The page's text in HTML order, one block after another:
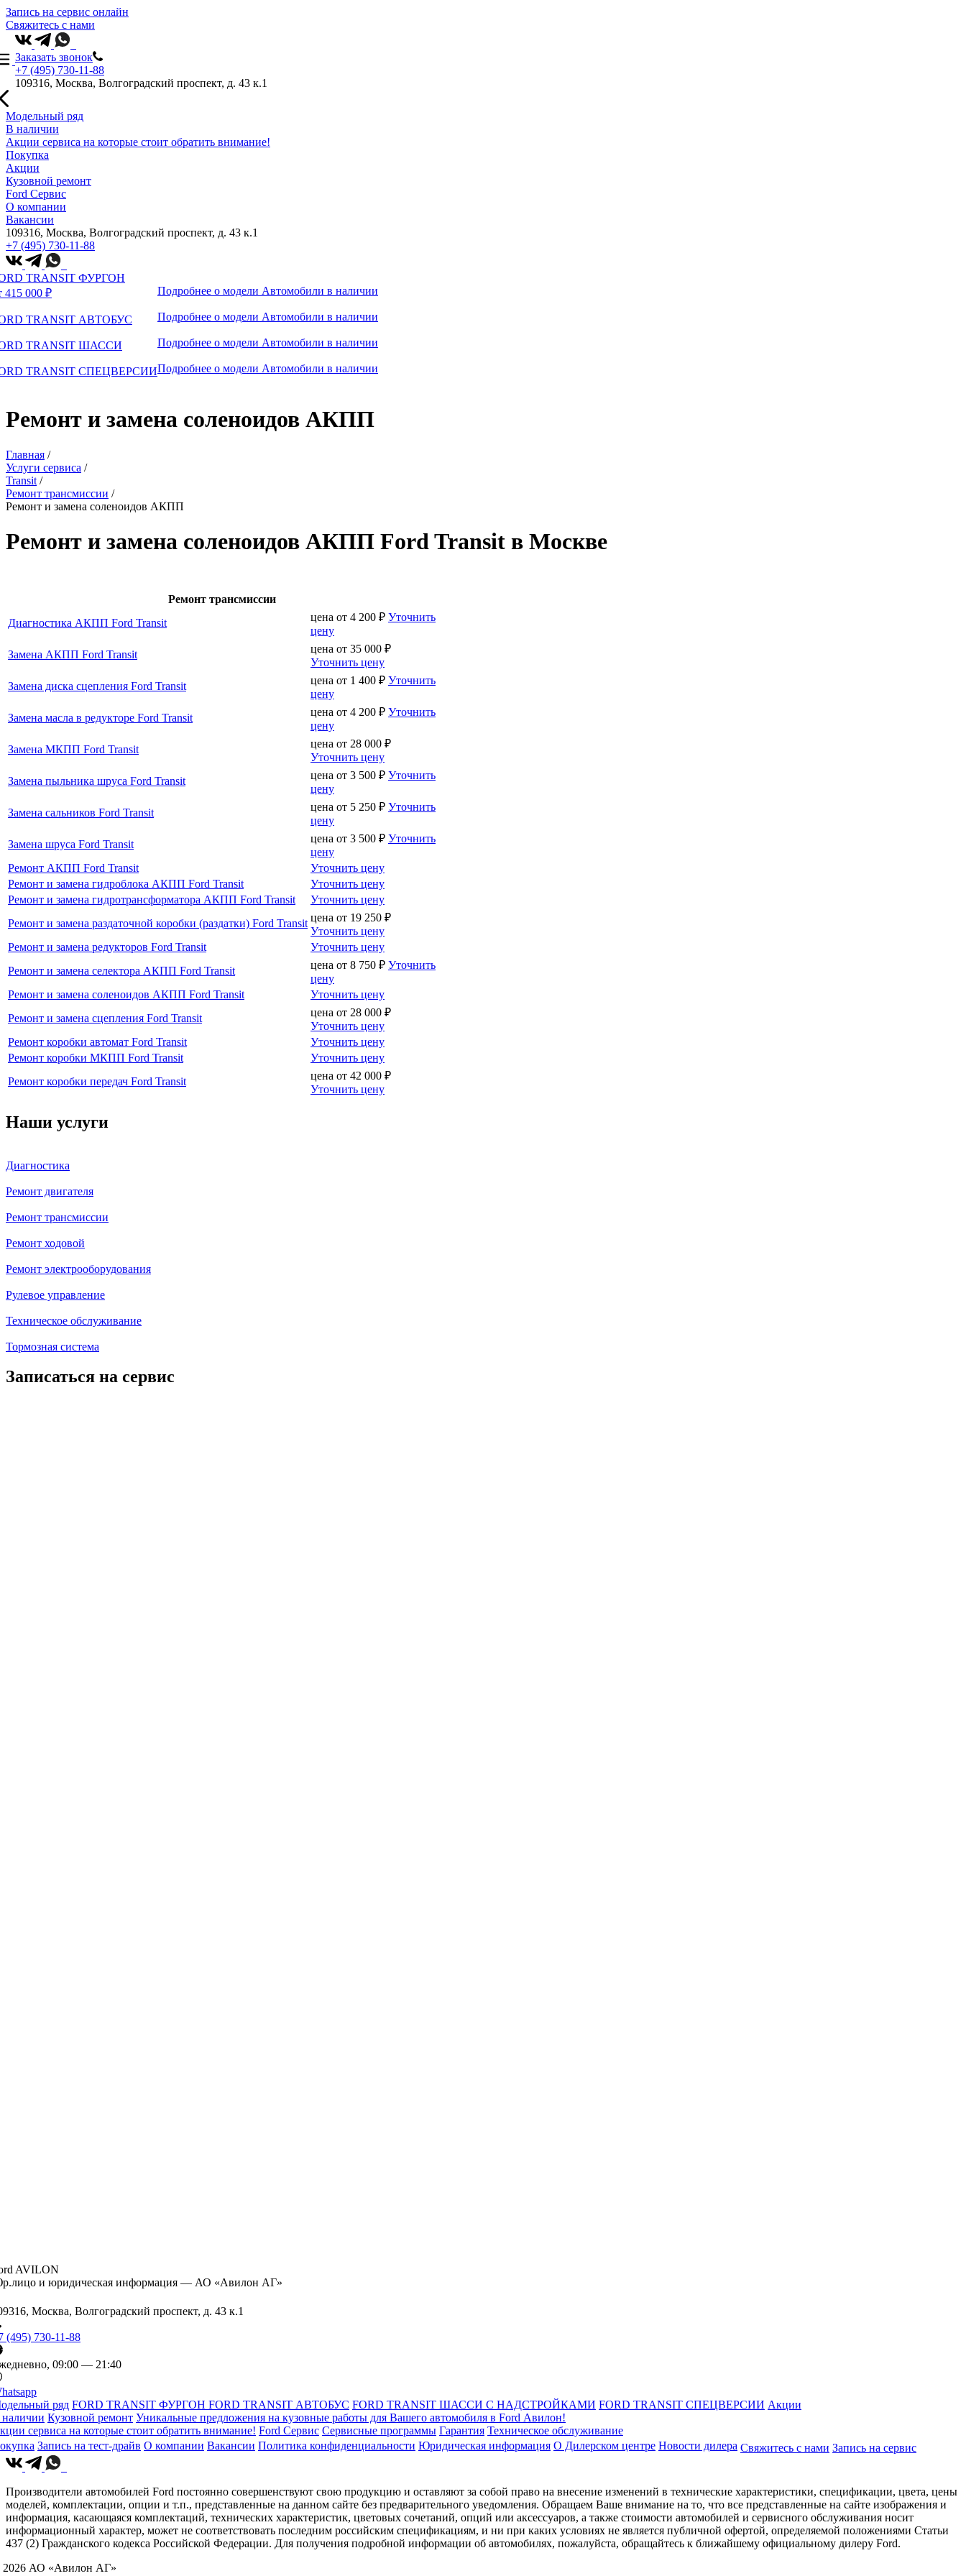
Запись на сервис онлайн
Свяжитесь с нами
Заказать звонок
+7 (495) 730-11-88
109316, Москва, Волгоградский проспект, д. 43 к.1
Модельный ряд
В наличии
Акции сервиса на которые стоит обратить внимание!
Покупка
Акции
Кузовной ремонт
Ford Сервис
О компании
Вакансии
109316, Москва, Волгоградский проспект, д. 43 к.1
+7 (495) 730-11-88
TRANSIT ФУРГОН
415 000 ₽
TRANSIT АВТОБУС
TRANSIT ШАССИ
TRANSIT СПЕЦВЕРСИИ
Подробнее о модели Автомобили в наличии
Подробнее о модели Автомобили в наличии
Подробнее о модели Автомобили в наличии
Подробнее о модели Автомобили в наличии
Ремонт и замена соленоидов АКПП
Главная /
Услуги сервиса /
Transit /
Ремонт трансмиссии /
Ремонт и замена соленоидов АКПП
Ремонт и замена соленоидов АКПП Ford Transit в Москве
Ремонт трансмиссии
Диагностика АКПП Ford Transit
цена от 4 200 ₽ Уточнить
цену
Замена АКПП Ford Transit
цена от 35 000 ₽
Уточнить цену
Замена диска сцепления Ford Transit
цена от 1 400 ₽ Уточнить
цену
Замена масла в редукторе Ford Transit
цена от 4 200 ₽ Уточнить
цену
Замена МКПП Ford Transit
цена от 28 000 ₽
Уточнить цену
Замена пыльника шруса Ford Transit
цена от 3 500 ₽ Уточнить
цену
Замена сальников Ford Transit
цена от 5 250 ₽ Уточнить
цену
Замена шруса Ford Transit
цена от 3 500 ₽ Уточнить
цену
Ремонт АКПП Ford Transit
Уточнить цену
Ремонт и замена гидроблока АКПП Ford Transit
Уточнить цену
Ремонт и замена гидротрансформатора АКПП Ford Transit
Уточнить цену
Ремонт и замена раздаточной коробки (раздатки) Ford Transit цена от 19 250 ₽
Уточнить цену
Ремонт и замена редукторов Ford Transit
Уточнить цену
Ремонт и замена селектора АКПП Ford Transit
цена от 8 750 ₽ Уточнить
цену
Ремонт и замена соленоидов АКПП Ford Transit
Уточнить цену
Ремонт и замена сцепления Ford Transit
цена от 28 000 ₽
Уточнить цену
Ремонт коробки автомат Ford Transit
Уточнить цену
Ремонт коробки МКПП Ford Transit
Уточнить цену
Ремонт коробки передач Ford Transit
цена от 42 000 ₽
Уточнить цену
Наши услуги
Диагностика
Ремонт двигателя
Ремонт трансмиссии
Ремонт ходовой
Ремонт электрооборудования
Рулевое управление
Техническое обслуживание
Тормозная система
Записаться на сервис
AVILON
и юридическая информация — АО «Авилон АГ»
Москва, Волгоградский проспект, д. 43 к.1
(495) 730-11-88
09:00 — 21:40
ряд FORD TRANSIT ФУРГОН FORD TRANSIT АВТОБУС FORD TRANSIT ШАССИ С НАДСТРОЙКАМИ FORD TRANSIT СПЕЦВЕРСИИ Акции
Кузовной ремонт Уникальные предложения на кузовные работы для Вашего автомобиля в Ford Авилон!
сервиса на которые стоит обратить внимание! Ford Сервис Сервисные программы Гарантия Техническое обслуживание
Запись на тест-драйв О компании Вакансии Политика конфиденциальности Юридическая информация О Дилерском центре Новости дилера Свяжитесь с нами Запись на сервис
Производители автомобилей Ford постоянно совершенствуют свою продукцию и оставляют за собой право на внесение изменений в технические характеристики, спецификации, цвета, цены
моделей, комплектации, опции и т.п., представленные на данном сайте без предварительного уведомления. Обращаем Ваше внимание на то, что все представленные на сайте изображения и
информация, касающаяся комплектаций, технических характеристик, цветовых сочетаний, опций или аксессуаров, а также стоимости автомобилей и сервисного обслуживания носит
информационный характер, может не соответствовать последним российским спецификациям, и ни при каких условиях не является публичной офертой, определяемой положениями Статьи
437 (2) Гражданского кодекса Российской Федерации. Для получения подробной информации об автомобилях, пожалуйста, обращайтесь к ближайшему официальному дилеру Ford.
АО «Авилон АГ»